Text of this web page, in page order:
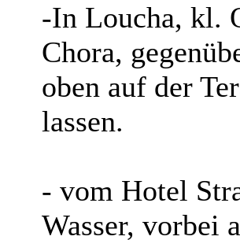
-In Loucha, kl.
Chora,
oben auf der
lassen.
- vom Hotel
Wasser, vorbei